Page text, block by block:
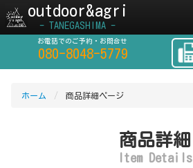
outdoor&agri
- TANEGASHIMA -
ホーム Home
レンタカー
Contact
お電話でのご予約・お問合せ
080-8048-5779
ホーム / 商品詳細ページ
商品詳細
Item Details